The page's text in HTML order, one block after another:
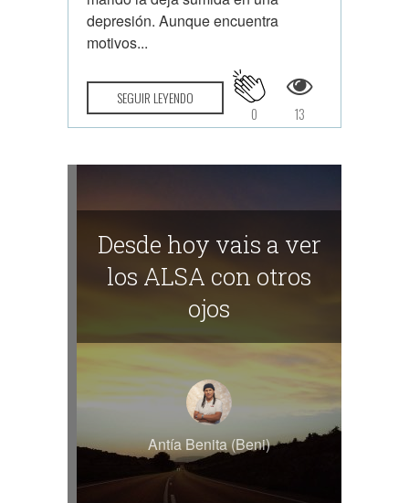
depresión. Aunque encuentra
motivos...
SEGUIR LEYENDO
13
0
Desde hoy vais a ver
los ALSA con otros
ojos
Antía Benita (Beni)